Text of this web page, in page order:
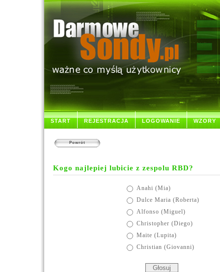
START REJESTRACJA LOGOWANIE WZORY
Powrót
Kogo najlepiej lubicie z zespolu RBD?
Anahi (Mia)
Dulce Maria (Roberta)
Alfonso (Miguel)
Christopher (Diego)
Maite (Lupita)
Christian (Giovanni)